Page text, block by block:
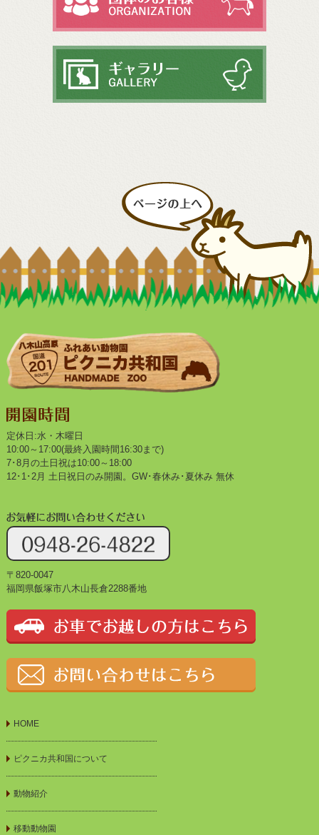
定休日:水・木曜日
10:00～17:00(最終入園時間16:30まで)
7･8月の土日祝は10:00～18:00
12･1･2月 土日祝日のみ開園。GW･春休み･夏休み 無休
〒820-0047
福岡県飯塚市八木山長倉2288番地
HOME
ピクニカ共和国について
動物紹介
移動動物園